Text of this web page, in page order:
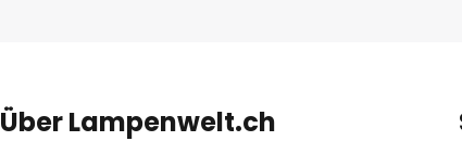
Über Lampenwelt.ch